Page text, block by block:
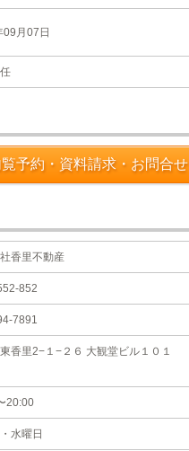
月07日
予約・資料請求・お問合せ
香里不動産
852
7891
香里2−１−２６ 大観堂ビル１０１
20:00
水曜日